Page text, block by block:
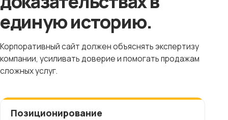
единую историю.
Корпоративный сайт должен объяснять экспертизу
компании, усиливать доверие и помогать продажам
сложных услуг.
Позиционирование